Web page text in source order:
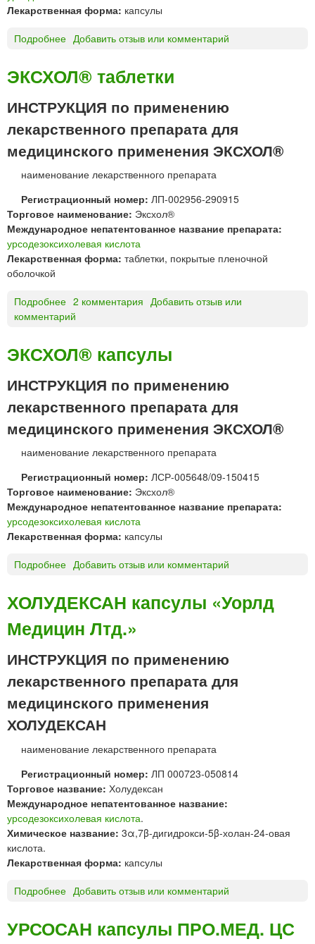
Лекарственная форма: капсулы
Подробнее
Р
И
Т
Е
О
Л
к
а
п
с
у
Добавить отзыв или комментарий
ЭКСХОЛ® таблетки
ИНСТРУКЦИЯ по применению
лекарственного препарата для
медицинского применения ЭКСХОЛ®
наименование лекарственного препарата
Регистрационный номер: ЛП-002956-290915
Торговое наименование: Эксхол®
Международное непатентованное название препарата:
урсодезоксихолевая кислота
Лекарственная форма: таблетки, покрытые пленочной
оболочкой
Подробнее
Э
С
Х
Л
®
а
б
е
т
к
и
2 комментария Добавить отзыв или
комментарий
ЭКСХОЛ® капсулы
ИНСТРУКЦИЯ по применению
лекарственного препарата для
медицинского применения ЭКСХОЛ®
наименование лекарственного препарата
Регистрационный номер: ЛСР-005648/09-150415
Торговое наименование: Эксхол®
Международное непатентованное название препарата:
урсодезоксихолевая кислота
Лекарственная форма: капсулы
Подробнее
К
С
Х
О
Л
®
к
а
п
с
л
ы
Добавить отзыв или комментарий
ХОЛУДЕКСАН капсулы «Уорлд
Медицин Лтд.»
ИНСТРУКЦИЯ по применению
лекарственного препарата для
медицинского применения
ХОЛУДЕКСАН
наименование лекарственного препарата
Регистрационный номер: ЛП 000723-050814
Торговое название: Холудексан
Международное непатентованное название:
урсодезоксихолевая кислота.
Химическое название: 3α,7β-дигидрокси-5β-холан-24-овая
кислота.
Лекарственная форма: капсулы
Подробнее
Л
Добавить отзыв или комментарий
УРСОСАН капсулы ПРО.МЕД. ЦС